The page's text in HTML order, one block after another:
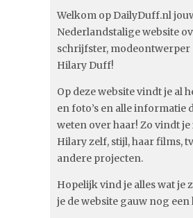
Welkom op DailyDuff.nl
Nederlandstalige website
schrijfster, modeontwerper
Hilary Duff!
Op deze website vindt je al
en foto’s en alle informatie
weten over haar! Zo vindt
Hilary zelf, stijl, haar films, tv
andere projecten.
Hopelijk vind je alles wat je
je de website gauw nog een